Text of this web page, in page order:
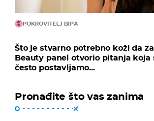
POKROVITELJ BIPA
Što je stvarno potrebno koži da
Beauty panel otvorio pitanja koja
često postavljamo...
Pronađite što vas zanima